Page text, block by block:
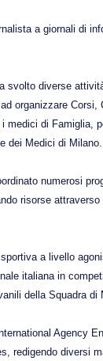
a giornali di
svolto diverse
organizzare
medici di Famiglia,
dei Medici di Milano.
numerosi
risorse
a livello
italiana in
della Squadra di
Agency
redigendo diversi